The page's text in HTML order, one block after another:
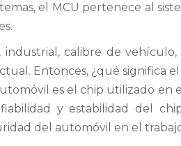
el MCU pertenece al
industrial, calibre de
Entonces, ¿qué significa
es el chip utilizado en
y estabilidad del
del automóvil en el